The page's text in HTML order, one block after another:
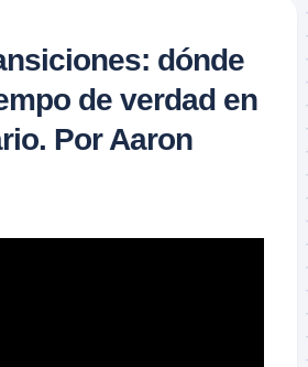
dónde
de verdad en
Por Aaron